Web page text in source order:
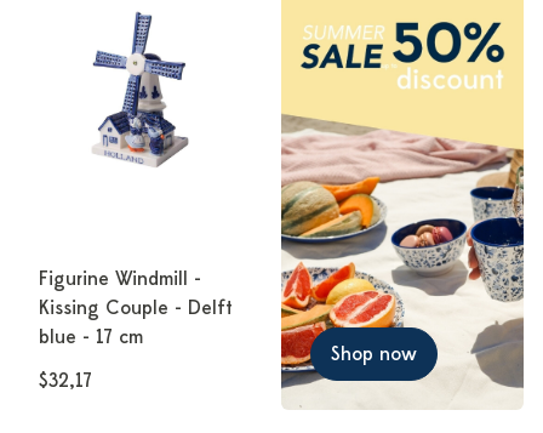
Figurine Windmill -
Kissing Couple - Delft
blue - 17 cm
$32,17
Shop now